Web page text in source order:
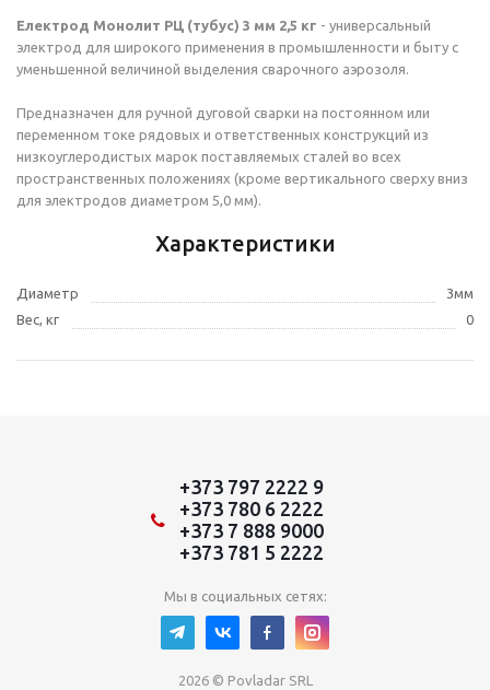
Електрод Монолит РЦ (тубус) 3 мм 2,5 кг - универсальный
электрод для широкого применения в промышленности и быту с
уменьшенной величиной выделения сварочного аэрозоля.
Предназначен для ручной дуговой сварки на постоянном или
переменном токе рядовых и ответственных конструкций из
низкоуглеродистых марок поставляемых сталей во всех
пространственных положениях (кроме вертикального сверху вниз
для электродов диаметром 5,0 мм).
Характеристики
Диаметр
3мм
Вес, кг
0
+373 797 2222 9
+373 780 6 2222
+373 7 888 9000
+373 781 5 2222
Мы в социальных сетях:
2026 © Povladar SRL